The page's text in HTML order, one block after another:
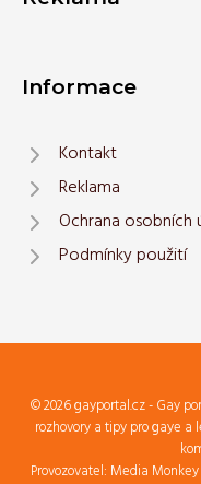
Informace
Kontakt
Reklama
Ochrana osobních
Podmínky použití
© 2026 gayportal.cz - Gay
rozhovory a tipy pro gaye
Provozovatel: Media Monkey